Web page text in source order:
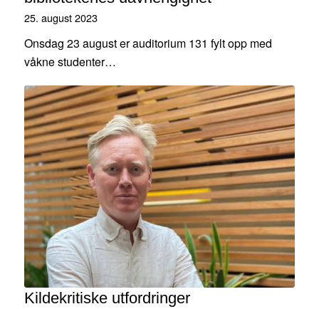
25. august 2023
Onsdag 23 august er auditorium 131 fylt opp med
våkne studenter…
Kildekritiske utfordringer